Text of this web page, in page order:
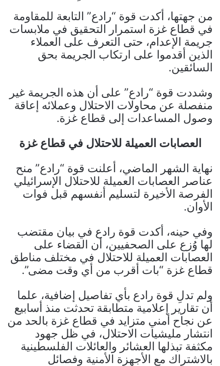
من جهتها، أكدت قوة “رادع” التابعة للمقاومة
في قطاع غزة استمرار التحقيق في ملابسات
جريمة الإعدام، حتى التعرف على العملاء
الذين أقدموا على ارتكاب الجريمة بحق
السائقين.
وشددت قوة “رادع” على أن هذه الجريمة غير
منفصلة عن محاولات الاحتلال وعملائه إعاقة
وصول المساعدات إلى قطاع غزة.
العصابات العميلة للاحتلال في قطاع غزة
نهاية الشهر الماضي، أعلنت قوة “رادع” منح
عناصر العصابات العميلة للاحتلال الإسرائيلي
الفرصة الأخيرة لتسليم أنفسهم قبل فوات
الأوان.
وفي حينه، أكدت قوة رادع في بيان مقتضب
لها وُزع على الصحفيين، أن القضاء على
العصابات العميلة للاحتلال في مختلف مناطق
قطاع غزة “بات أقرب من أي وقت مضى”.
ولم تدلِ قوة رادع بأي تفاصيل إضافية، علما
أن تقارير إعلامية متطابقة تحدثت منذ أسابيع
عن نجاح أمني متزايد في قطاع غزة بالحد من
انتشار مليشيات الاحتلال، في ظل جهود
مكثفة تبذلها العشائر والعائلات الفلسطينية
بالاشتراك مع الأجهزة الأمنية وفصائل